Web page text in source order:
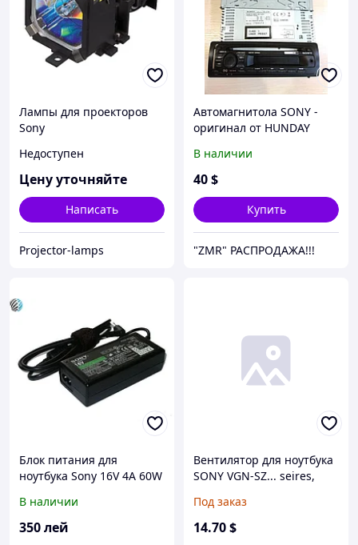
Лампы для проекторов
Sony
Недоступен
Цену уточняйте
Написать
Projector-lamps
Автомагнитола SONY -
оригинал от HUNDAY
В наличии
40$
Купить
"ZMR" РАСПРОДАЖА!!!
Блок питания для
ноутбука Sony 16V 4A 60W
В наличии
350лей
Вентилятор для ноутбука
SONY VGN-SZ... seires,
(UDQF2PH25CET) (Кулер)
Под заказ
14.70$